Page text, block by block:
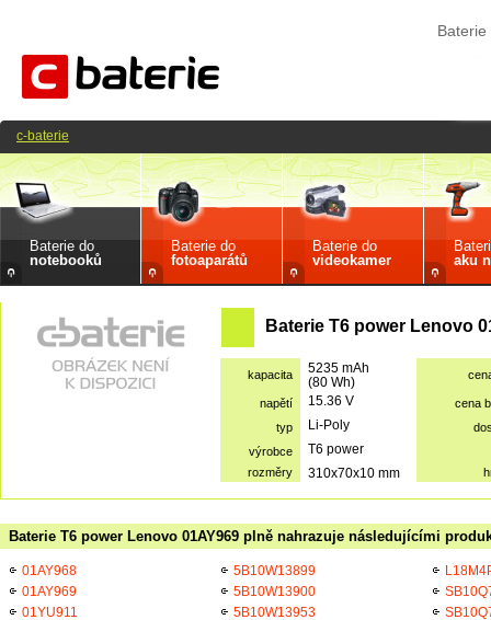
Baterie
Baterie do
notebooků
Baterie do
fotoaparátů
Baterie do
videokamer
aku
Baterie T6 power Lenovo
kapacita
5235 mAh
(80 Wh)
napětí 15.36 V
cena
typ
Li-Poly
výrobce
T6 power
rozměry 310x70x10 mm
Baterie T6 power Lenovo 01AY969 plně nahrazuje následujícími
01AY968
01AY969
01YU911
5B10W13899
5B10W13900
5B10W13953
c-baterie